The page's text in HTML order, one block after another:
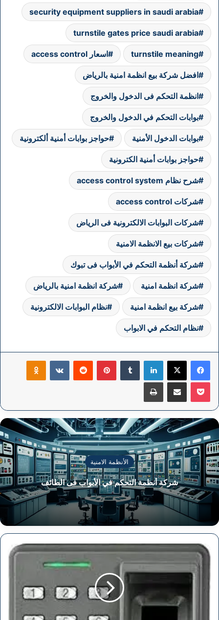
security equipment suppliers in saudi arabia
turnstile gates price saudi arabia
turnstile meaning اسعار access control
افضل شركة بيع انظمة امنية بالرياض
انظمة التحكم فى الدخول والخروج
بوابات التحكم في الدخول والخروج
بوابات الدخول الأمنية حواجز بوابات أمنية ألكترونية
حواجز بوابات أمنية الكترونية
شرح نظام access control system
شركات access control
شركات البوابات الالكترونية فى الرياض
شركات بيع الانظمة الامنية
شركة أنظمة التحكم في الأبواب فى تبوك
شركة انظمة امنية شركة انظمة امنية بالرياض
شركة بيع انظمة امنية نظام البوابات الالكترونية
نظام التحكم في الابواب
فيسبوك ‫X لينكدإن بينتيريست
‫Pocket مشاركة عبر البريد طباعة
الأنظمة الامنية
شركة أنظمة التحكم في الأبواب فى الطائف
شركة
أنظمة
التحكم
في
الأبواب